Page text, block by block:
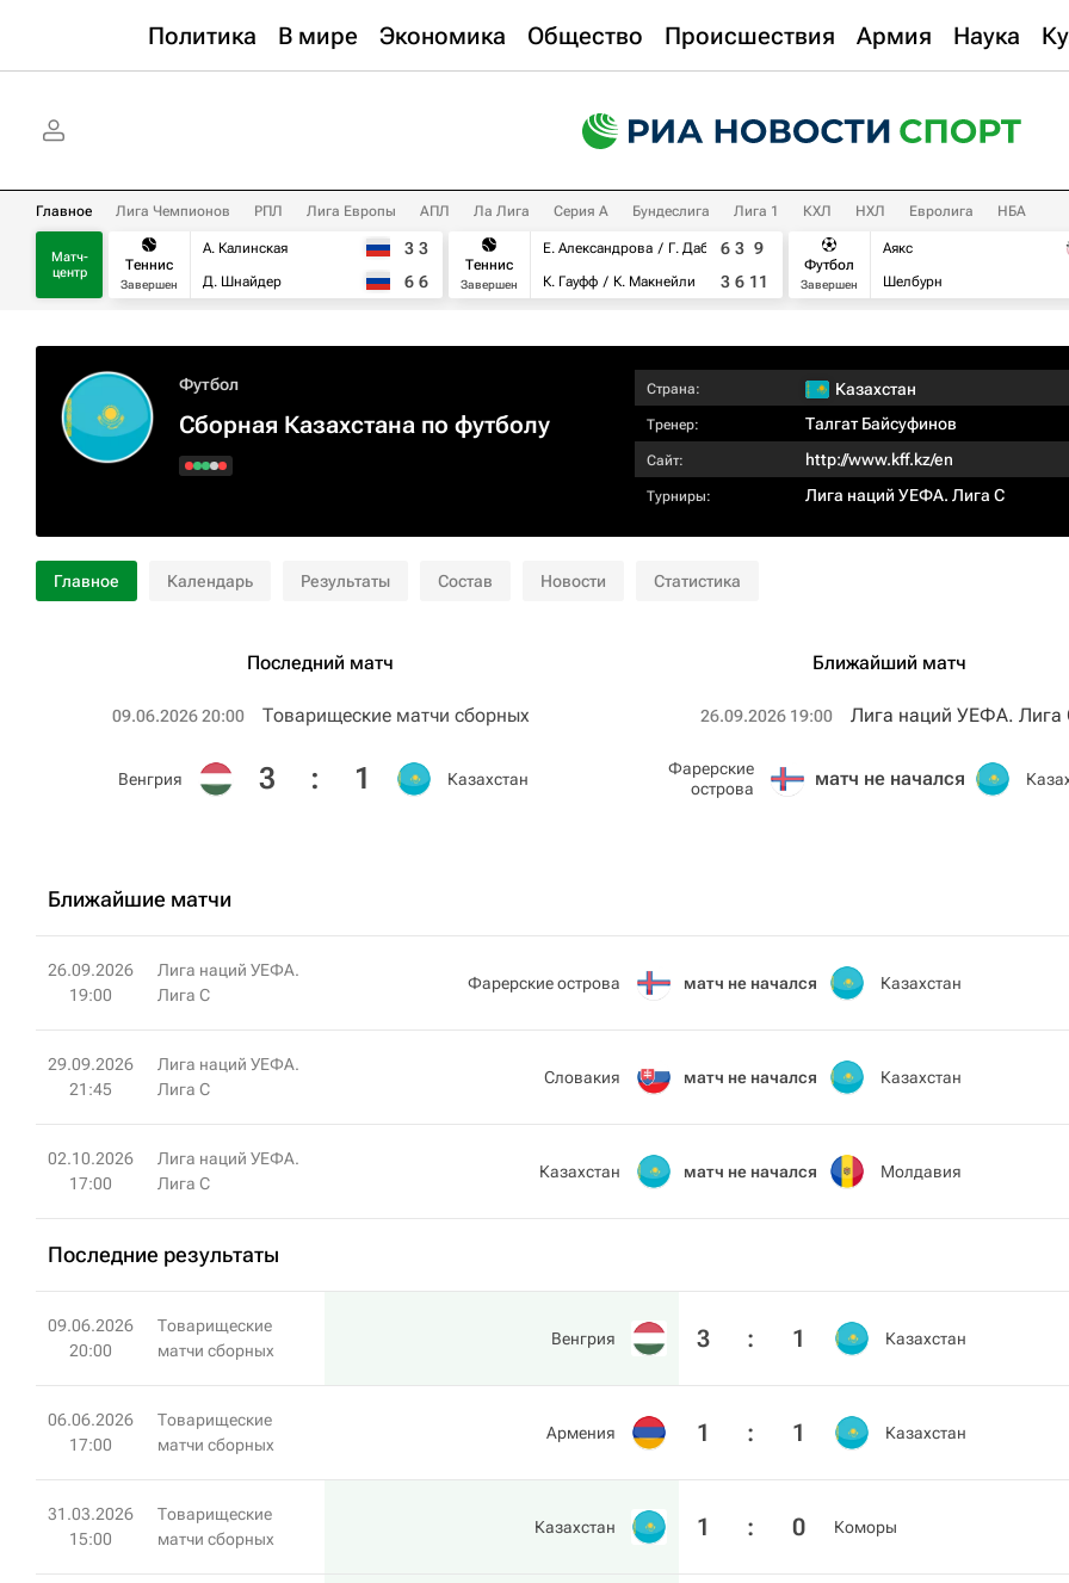
Политика В мире Экономика Общество Происшествия Армия Наука
Главное Лига Чемпионов РПЛ Лига Европы АПЛ Ла Лига Серия А Бундеслига Лига 1 КХЛ НХЛ Евролига НБА
Матч-
центр
Теннис
Завершен
А. Калинская
Д. Шнайдер
3 3
6 6
Теннис
Завершен
Е. Александрова
Г. Дабровски
К. Гауфф
К. Макнейли
6 3 9
3 6 11
Футбол
Завершен
Аякс
Шелбурн
Футбол
Сборная Казахстана по футболу
Страна: Казахстан
Тренер: Талгат Байсуфинов
Сайт: http://www.kff.kz/en
Турниры: Лига наций УЕФА. Лига C
Главное Календарь Результаты Состав Новости Статистика
Последний матч
09.06.2026 20:00 Товарищеские матчи сборных
Венгрия 3 : 1 Казахстан
Ближайший матч
26.09.2026 19:00 Лига наций УЕФА. Лига
Фарерские
острова
матч не начался
Ближайшие матчи
26.09.2026
19:00
Лига наций УЕФА.
Лига C
Фарерские острова матч не начался Казахстан
29.09.2026
21:45
Лига наций УЕФА.
Лига C
Словакия матч не начался Казахстан
02.10.2026
17:00
Лига наций УЕФА.
Лига C
Казахстан матч не начался Молдавия
Последние результаты
09.06.2026
20:00
Товарищеские
матчи сборных
Венгрия 3 : 1 Казахстан
06.06.2026
17:00
Товарищеские
матчи сборных
Армения 1 : 1 Казахстан
31.03.2026
15:00
Товарищеские
матчи сборных
Казахстан 1 : 0 Коморы